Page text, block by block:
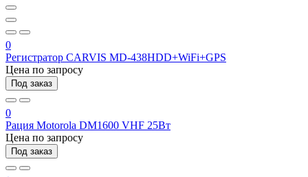
0
Регистратор CARVIS MD-438HDD+WiFi+GPS
Цена по запросу
Под заказ
0
Рация Motorola DM1600 VHF 25Вт
Цена по запросу
Под заказ